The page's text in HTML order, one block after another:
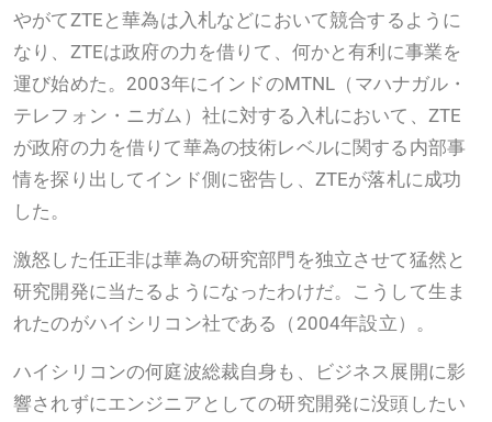
やがてZTEと華為は入札などにおいて競合するように
なり、ZTEは政府の力を借りて、何かと有利に事業を
運び始めた。2003年にインドのMTNL（マハナガル・
テレフォン・ニガム）社に対する入札において、ZTE
が政府の力を借りて華為の技術レベルに関する内部事
情を探り出してインド側に密告し、ZTEが落札に成功
した。
激怒した任正非は華為の研究部門を独立させて猛然と
研究開発に当たるようになったわけだ。こうして生ま
れたのがハイシリコン社である（2004年設立）。
ハイシリコンの何庭波総裁自身も、ビジネス展開に影
響されずにエンジニアとしての研究開発に没頭したい